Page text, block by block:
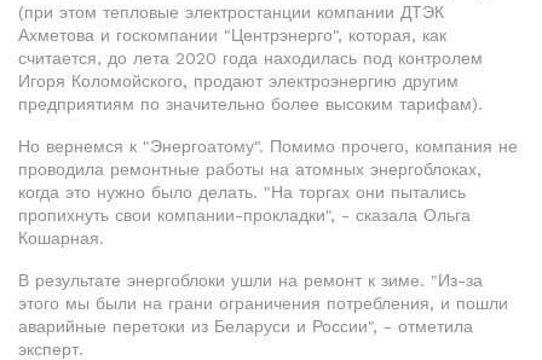
(при этом тепловые электростанции компании ДТЭК
Ахметова и госкомпании "Центрэнерго", которая, как
считается, до лета 2020 года находилась под контролем
Игоря Коломойского, продают электроэнергию другим
предприятиям по значительно более высоким тарифам).
Но вернемся к "Энергоатому". Помимо прочего, компания не
проводила ремонтные работы на атомных энергоблоках,
когда это нужно было делать. "На торгах они пытались
пропихнуть свои компании-прокладки", - сказала Ольга
Кошарная.
В результате энергоблоки ушли на ремонт к зиме. "Из-за
этого мы были на грани ограничения потребления, и пошли
аварийные перетоки из Беларуси и России", - отметила
эксперт.